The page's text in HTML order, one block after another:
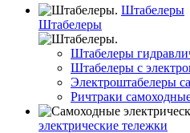
Штабелеры
Штабелеры
Штабелеры
Штабелеры с
Электроштабелеры
Ричтраки
электрические тележки